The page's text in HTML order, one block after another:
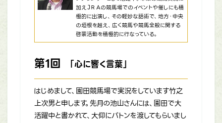
加えＪＲＡの競馬場でのイベントや催しにも積
極的に出演し、その軽妙な話術で、地方・中央
の垣根を越え、広く競馬や競馬全般に関する
啓蒙活動を積極的に行なっている。
第1回 「心に響く言葉」
はじめまして、園田競馬場で実況をしています竹之
上次男と申します。先月の池山さんには、園田で大
活躍中と書かれて、大仰にバトンを渡してもらいまし